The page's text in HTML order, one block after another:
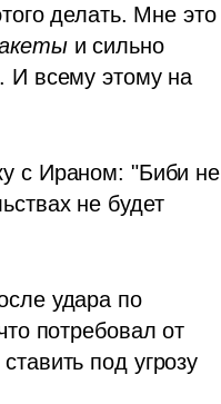
делать. Мне это
и сильно
И всему этому на
с Ираном: "Биби не
не будет
удара по
потребовал от
под угрозу